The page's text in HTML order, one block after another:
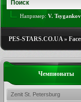
Например: V.
PES-STARS.CO.UA»
Чемпионаты
Zenit St. Petersburg